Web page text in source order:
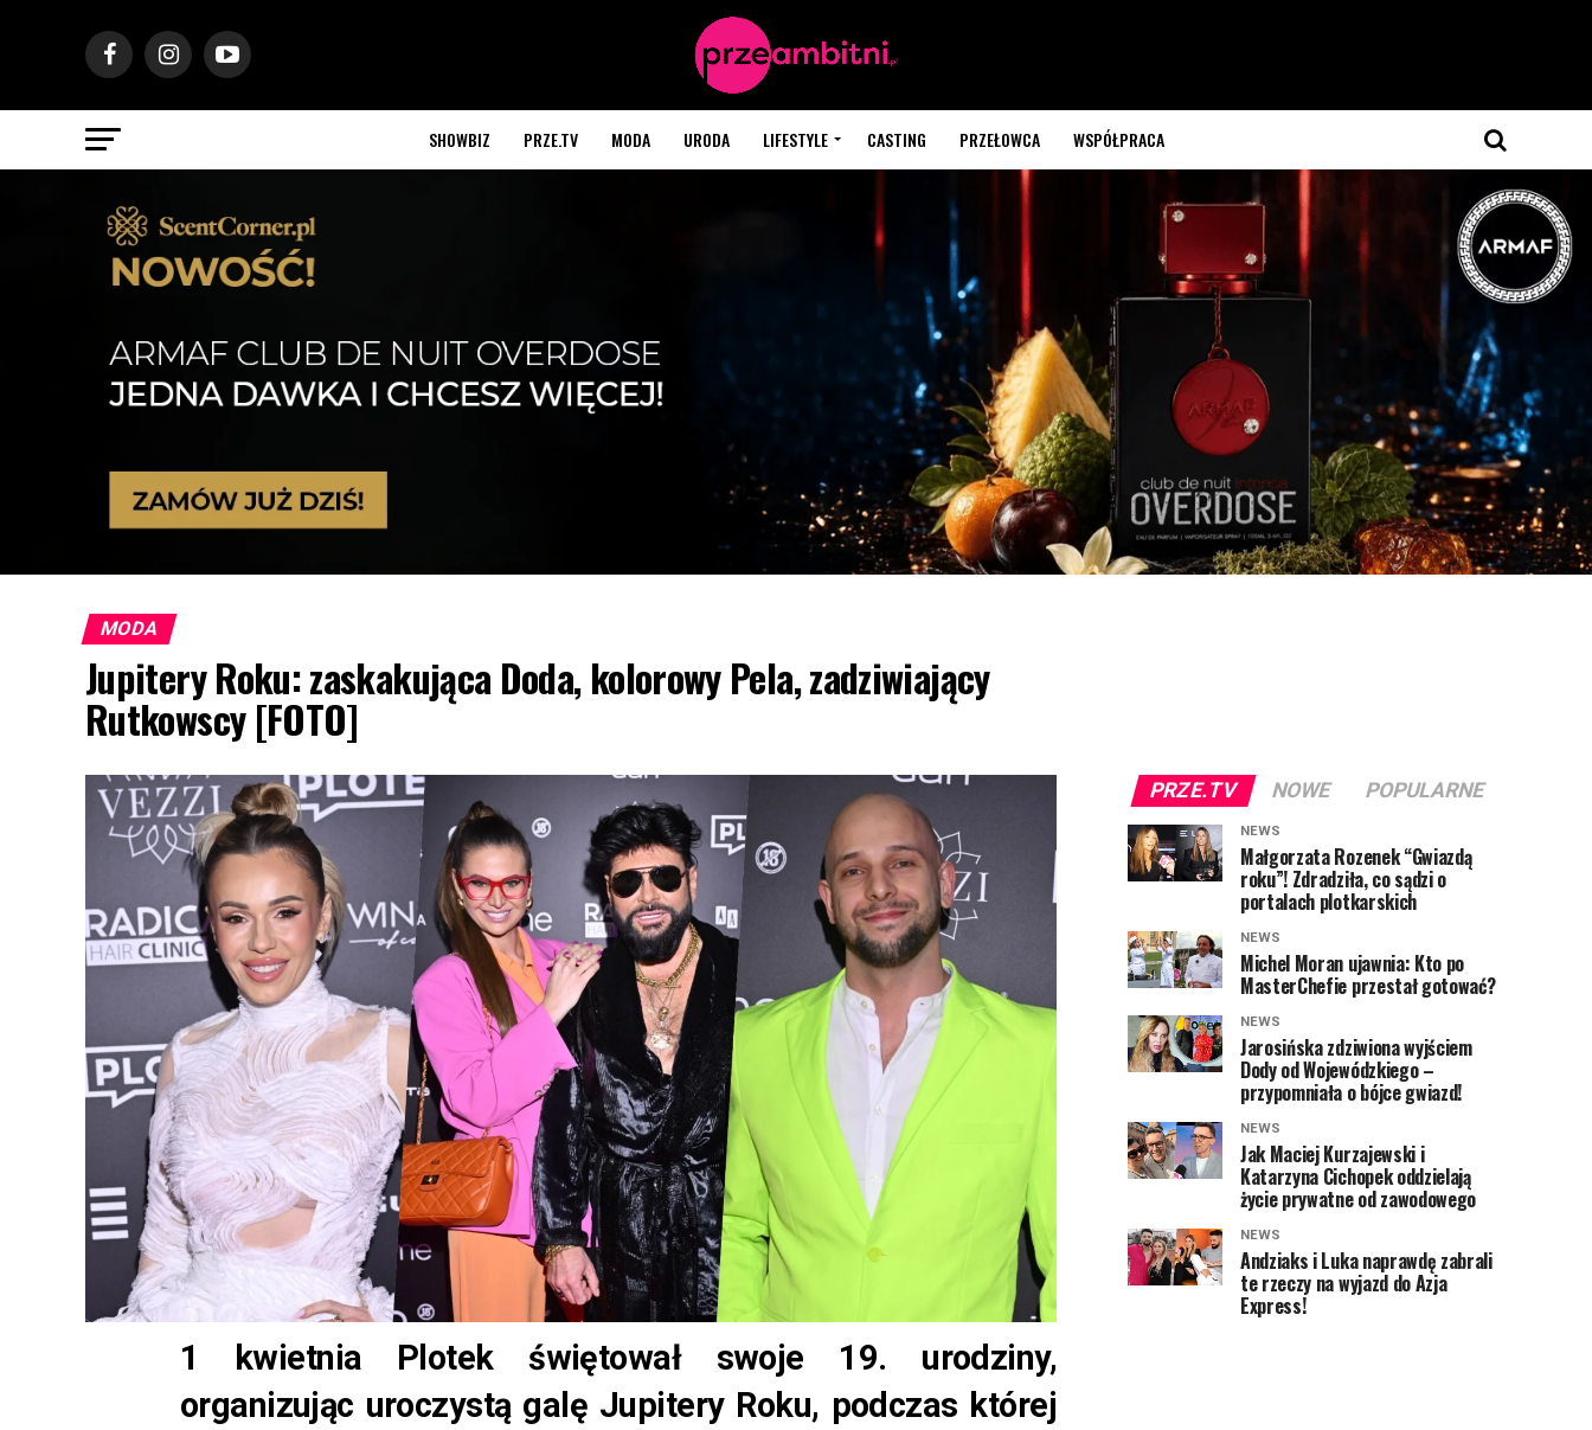
SHOWBIZ PRZE.TV MODA URODA LIFESTYLE CASTING PRZEŁOWCA WSPÓŁPRACA
MODA
Jupitery Roku: zaskakująca Doda, kolorowy Pela, zadziwiający
Rutkowscy [FOTO]
1 kwietnia Plotek świętował swoje 19. urodziny,
organizując uroczystą galę Jupitery Roku, podczas której
PRZE.TV NOWE POPULARNE
NEWS
Małgorzata Rozenek “Gwiazdą
roku”! Zdradziła, co sądzi o
portalach plotkarskich
NEWS
Michel Moran ujawnia: Kto po
MasterChefie przestał gotować?
NEWS
Jarosińska zdziwiona wyjściem
Dody od Wojewódzkiego –
przypomniała o bójce gwiazd!
NEWS
Jak Maciej Kurzajewski i
Katarzyna Cichopek oddzielają
życie prywatne od zawodowego
NEWS
Andziaks i Luka naprawdę zabrali
te rzeczy na wyjazd do Azja
Express!